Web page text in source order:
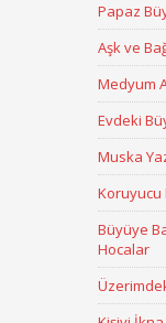
Papaz
Aşk ve
Medyum
Evdeki
Muska
Koruyucu
Büyüye
Hocalar